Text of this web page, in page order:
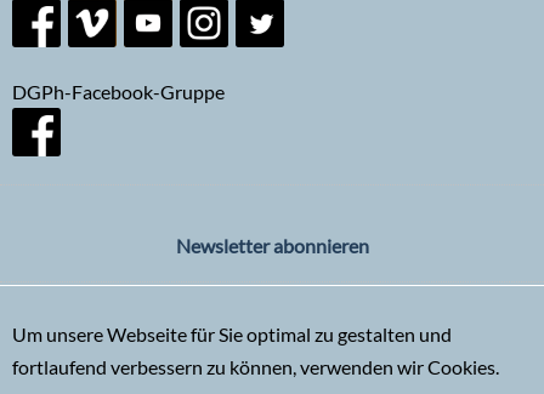
DGPh-Facebook-Gruppe
Newsletter abonnieren
Um unsere Webseite für Sie optimal zu gestalten und
fortlaufend verbessern zu können, verwenden wir Cookies.